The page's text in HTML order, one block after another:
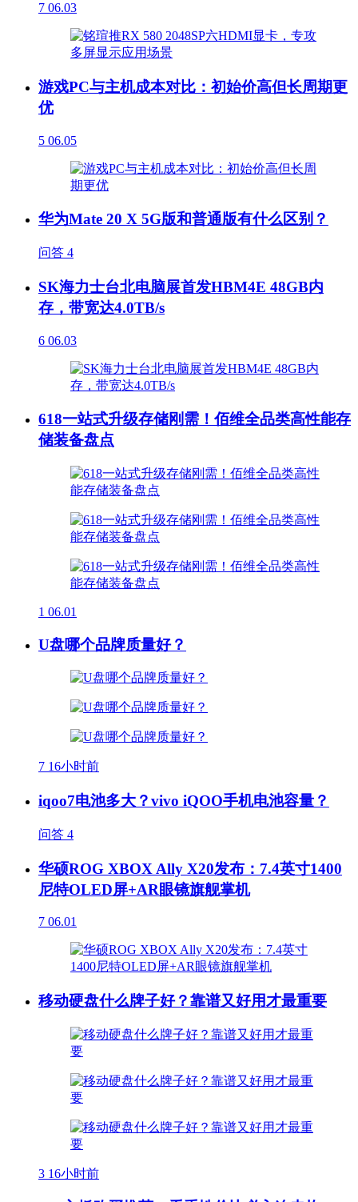
7 06.03
游戏PC与主机成本对比：初始价高但长周期更
优
5 06.05
华为Mate 20 X 5G版和普通版有什么区别？
问答 4
SK海力士台北电脑展首发HBM4E 48GB内
存，带宽达4.0TB/s
6 06.03
618一站式升级存储刚需！佰维全品类高性能存
储装备盘点
1 06.01
U盘哪个品牌质量好？
7 16小时前
iqoo7电池多大？vivo iQOO手机电池容量？
问答 4
华硕ROG XBOX Ally X20发布：7.4英寸1400
尼特OLED屏+AR眼镜旗舰掌机
7 06.01
移动硬盘什么牌子好？靠谱又好用才最重要
3 16小时前